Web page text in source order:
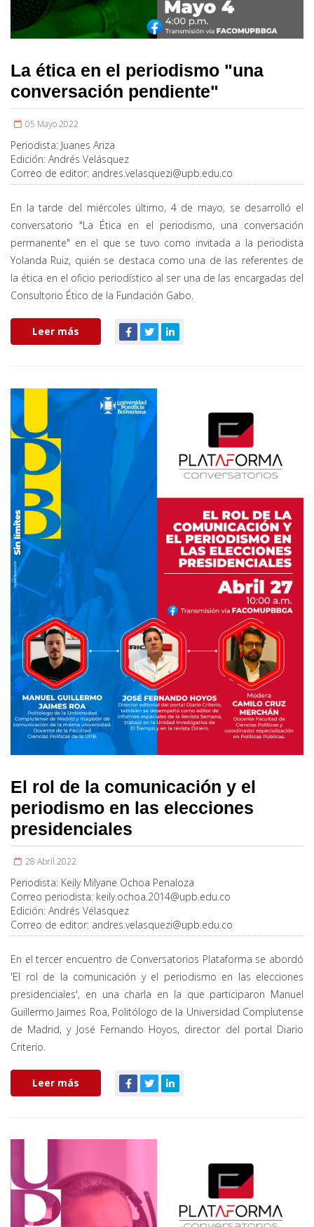
La ética en el periodismo "una
conversación pendiente"
05 Mayo 2022
Periodista: Juanes Ariza
Edición: Andrés Velásquez
Correo de editor: andres.velasquezi@upb.edu.co
En la tarde del miércoles último, 4 de mayo, se desarrolló el
conversatorio "La Ética en el periodismo, una conversación
permanente" en el que se tuvo como invitada a la periodista
Yolanda Ruiz, quién se destaca como una de las referentes de
la ética en el oficio periodístico al ser una de las encargadas del
Consultorio Ético de la Fundación Gabo.
Leer más
El rol de la comunicación y el
periodismo en las elecciones
presidenciales
28 Abril 2022
Periodista: Keily Milyane Ochoa Penaloza
Correo periodista: keily.ochoa.2014@upb.edu.co
Edición: Andrés Vélasquez
Correo de editor: andres.velasquezi@upb.edu.co
En el tercer encuentro de Conversatorios Plataforma se abordó
'El rol de la comunicación y el periodismo en las elecciones
presidenciales', en una charla en la que participaron Manuel
Guillermo Jaimes Roa, Politólogo de la Universidad Complutense
de Madrid, y José Fernando Hoyos, director del portal Diario
Criterio.
Leer más